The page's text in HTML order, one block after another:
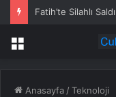
Fatih’te Silahlı
Menü
Anasayfa /Teknoloji